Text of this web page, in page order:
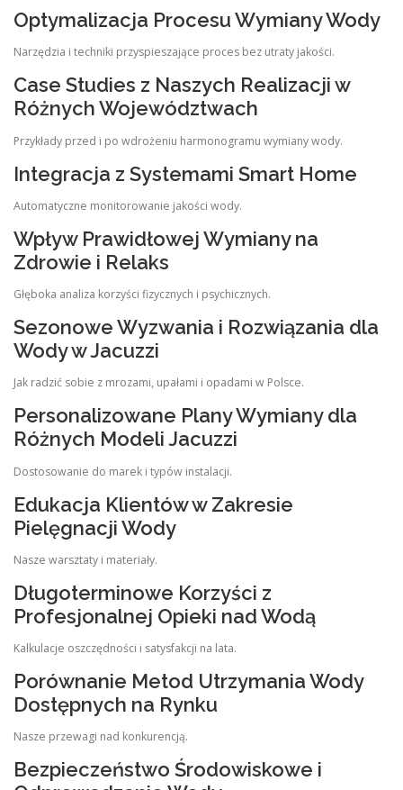
Optymalizacja Procesu Wymiany Wody
Narzędzia i techniki przyspieszające proces bez utraty jakości.
Case Studies z Naszych Realizacji w
Różnych Województwach
Przykłady przed i po wdrożeniu harmonogramu wymiany wody.
Integracja z Systemami Smart Home
Automatyczne monitorowanie jakości wody.
Wpływ Prawidłowej Wymiany na
Zdrowie i Relaks
Głęboka analiza korzyści fizycznych i psychicznych.
Sezonowe Wyzwania i Rozwiązania dla
Wody w Jacuzzi
Jak radzić sobie z mrozami, upałami i opadami w Polsce.
Personalizowane Plany Wymiany dla
Różnych Modeli Jacuzzi
Dostosowanie do marek i typów instalacji.
Edukacja Klientów w Zakresie
Pielęgnacji Wody
Nasze warsztaty i materiały.
Długoterminowe Korzyści z
Profesjonalnej Opieki nad Wodą
Kalkulacje oszczędności i satysfakcji na lata.
Porównanie Metod Utrzymania Wody
Dostępnych na Rynku
Nasze przewagi nad konkurencją.
Bezpieczeństwo Środowiskowe i